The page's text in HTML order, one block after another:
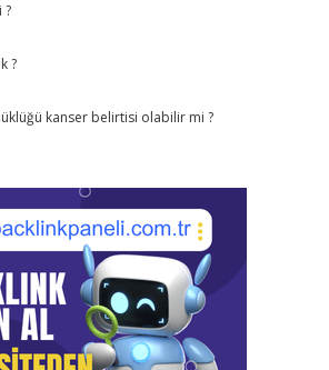
?
?
kanser belirtisi olabilir mi ?